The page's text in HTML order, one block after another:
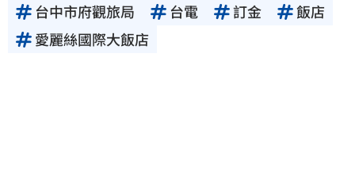
台中市府觀旅局 台電 訂金
飯店
愛麗絲國際大飯店